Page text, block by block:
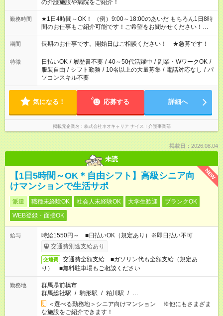
の介護施設や病院をご紹介！
勤務時間
★1日4時間～OK！ （例）9:00～18:00のあいだ もちろん1日8時
間のお仕事もご紹介可能です！ご希望をお聞かせください！★家
庭の都合でお休みが必要な場合も遠慮なくご相談ください。 ※
週最低15時間以上の勤務が必要です
期間 長期のお仕事です。開始日はご相談ください！ ★急募です！
特徴 日払いOK / 履歴書不要 / 40～50代活躍中 / 副業・WワークOK /
服装自由 / シフト勤務 / 10名以上の大量募集 / 電話対応なし / パ
ソコンスキル不要
気になる！ 応募する 詳細へ
掲載元企業名 株式会社ネオキャリア ナイス！介護事業部
掲載日：2026.08.04
未読
NEW
【1日5時間～OK＊自由シフト】高級シニア向
けマンションで生活サポ
派遣 職種未経験OK 社会人未経験OK 大学生歓迎
ブランクOK
WEB登録・面接OK
給与
時給1550円～ ■日払いOK（規定あり）※即日払い不可
交通費別途支給あり
交通費
交通費全額支給 ■ガソリン代も全額支給（規定あ
り） ■無料駐車場もご相談ください
勤務地
群馬県前橋市
群馬総社駅 / 駒形駅 / 粕川駅 / …
＜選べる勤務地＞シニア向けマンション ※他にもさまざま
な施設をご紹介できます！